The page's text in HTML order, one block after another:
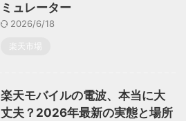
ミュレーター
2026/6/18
楽天市場
楽天モバイルの電波、本当に大
丈夫？2026年最新の実態と場所